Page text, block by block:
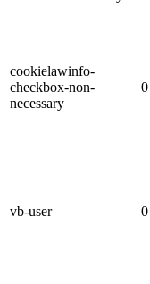
cookielawinfo-
checkbox-non-
necessary
0
vb-user 0